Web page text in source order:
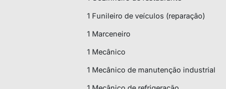
1 Funileiro de veículos (reparação)
1 Marceneiro
1 Mecânico
1 Mecânico de manutenção industrial